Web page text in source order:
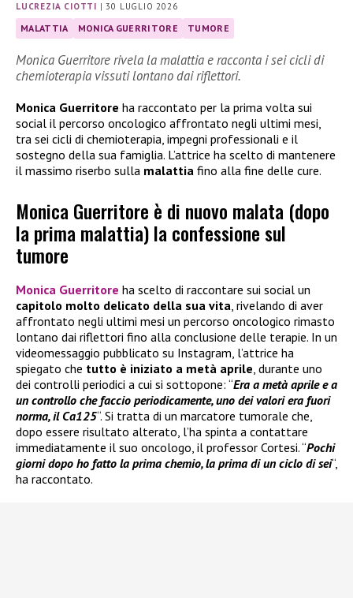
LUCREZIA CIOTTI |30 LUGLIO 2026
MALATTIA MONICA GUERRITORE TUMORE
Monica Guerritore rivela la malattia e racconta i sei cicli di
chemioterapia vissuti lontano dai riflettori.
Monica Guerritore ha raccontato per la prima volta sui
social il percorso oncologico affrontato negli ultimi mesi,
tra sei cicli di chemioterapia, impegni professionali e il
sostegno della sua famiglia. L’attrice ha scelto di mantenere
il massimo riserbo sulla malattia fino alla fine delle cure.
Monica Guerritore è di nuovo malata (dopo
la prima malattia) la confessione sul
tumore
Monica Guerritore ha scelto di raccontare sui social un
capitolo molto delicato della sua vita , rivelando di aver
affrontato negli ultimi mesi un percorso oncologico rimasto
lontano dai riflettori fino alla conclusione delle terapie. In un
videomessaggio pubblicato su Instagram, l’attrice ha
spiegato che tutto è iniziato a metà aprile , durante uno
dei controlli periodici a cui si sottopone: “Era a metà aprile e a
un controllo che faccio periodicamente, uno dei valori era fuori
norma, il Ca125“. Si tratta di un marcatore tumorale che,
dopo essere risultato alterato, l’ha spinta a contattare
immediatamente il suo oncologo, il professor Cortesi. “Pochi
giorni dopo ho fatto la prima chemio, la prima di un ciclo di sei“,
ha raccontato.